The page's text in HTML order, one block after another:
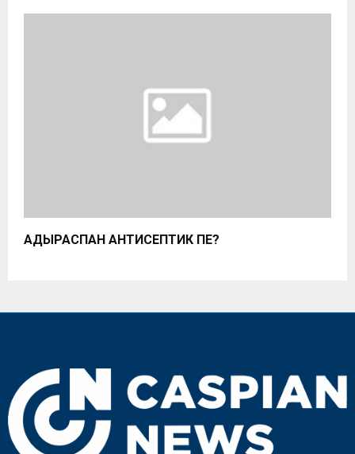
АДЫРАСПАН АНТИСЕПТИК ПЕ?